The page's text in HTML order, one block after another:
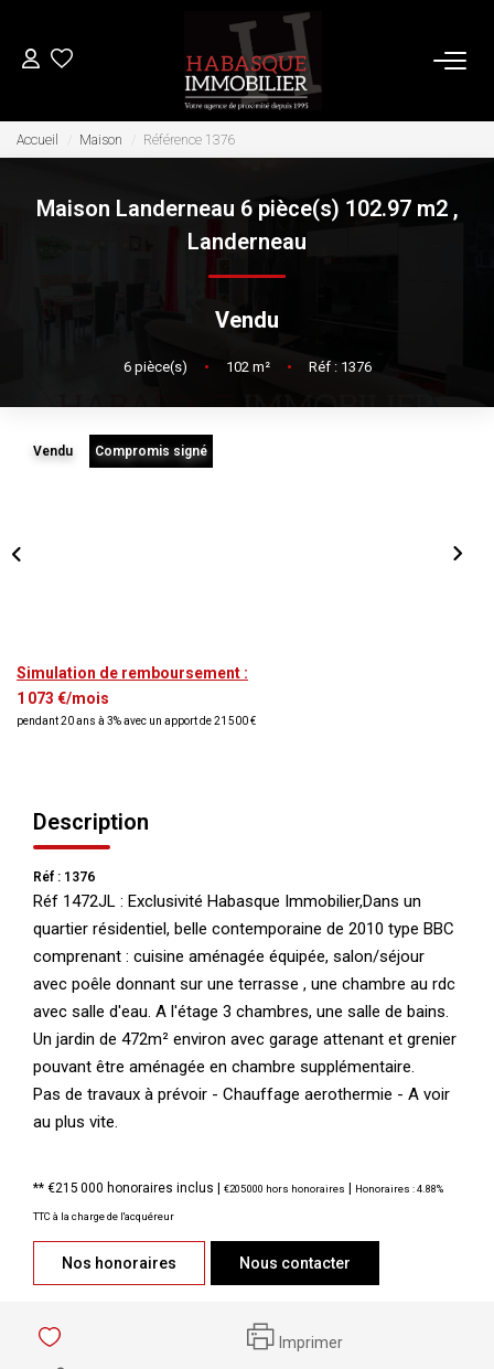
ACHETER
LOUER
VENDRE
Estimation
Biens Vendus
FAIRE GÉRER
Accueil Maison Référence 1376
Maison Landerneau 6 pièce(s) 102.97 m2 ,
Landerneau
Vendu
6pièce(s) • 102 m² • Réf : 1376
Vendu Compromis signé
Simulation de remboursement :
1 073 €/mois
pendant 20 ans à 3% avec un apport de 21 500 €
Description
Réf : 1376
Réf 1472JL : Exclusivité Habasque Immobilier,Dans un
quartier résidentiel, belle contemporaine de 2010 type BBC
comprenant : cuisine aménagée équipée, salon/séjour
avec poêle donnant sur une terrasse , une chambre au rdc
avec salle d'eau. A l'étage 3 chambres, une salle de bains.
Un jardin de 472m² environ avec garage attenant et grenier
pouvant être aménagée en chambre supplémentaire.
Pas de travaux à prévoir - Chauffage aerothermie - A voir
au plus vite.
** €215 000 honoraires inclus | €205 000 hors honoraires | Honoraires : 4.88%
TTC à la charge de l'acquéreur
Nos honoraires Nous contacter
Imprimer